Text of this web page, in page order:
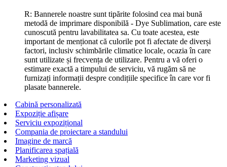
R: Bannerele noastre sunt tipărite folosind cea mai bună
metodă de imprimare disponibilă - Dye Sublimation, care este
cunoscută pentru lavabilitatea sa. Cu toate acestea, este
important de menționat că culorile pot fi afectate de diverși
factori, inclusiv schimbările climatice locale, ocazia în care
sunt utilizate și frecvența de utilizare. Pentru a vă oferi o
estimare exactă a timpului de serviciu, vă rugăm să ne
furnizați informații despre condițiile specifice în care vor fi
plasate bannerele.
Cabină personalizată
Expoziție afișare
Serviciu expozițional
Compania de proiectare a standului
Imagine de marcă
Planificarea spațială
Marketing vizual